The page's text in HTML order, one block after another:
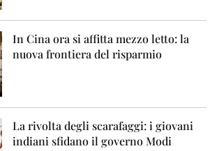
In Cina ora si affitta mezzo letto: la
nuova frontiera del risparmio
La rivolta degli scarafaggi: i giovani
indiani sfidano il governo Modi